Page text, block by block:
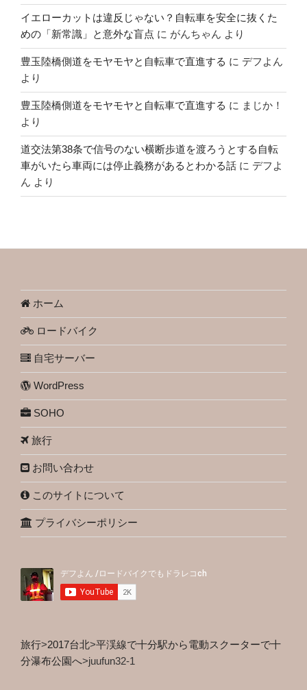
イエローカットは違反じゃない？自転車を安全に抜くた
めの「新常識」と意外な盲点 に がんちゃん より
豊玉陸橋側道をモヤモヤと自転車で直進する に デフよん
より
豊玉陸橋側道をモヤモヤと自転車で直進する に まじか！
より
道交法第38条で信号のない横断歩道を渡ろうとする自転
車がいたら車両には停止義務があるとわかる話 に デフよ
ん より
ホーム
ロードバイク
自宅サーバー
WordPress
SOHO
旅行
お問い合わせ
このサイトについて
プライバシーポリシー
旅行>2017台北>平渓線で十分駅から電動スクーターで十
分瀑布公園へ>juufun32-1